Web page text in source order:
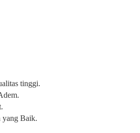
tinggi.
yang Baik.